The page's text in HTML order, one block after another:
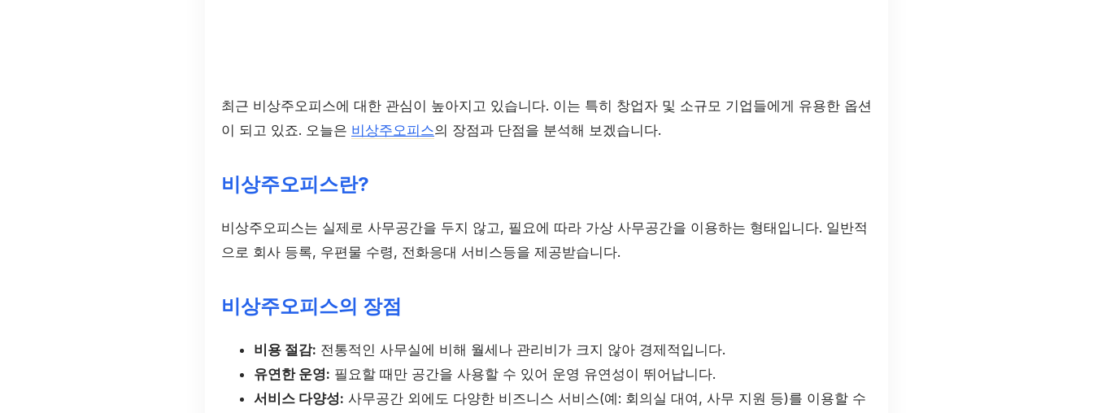
최근 비상주오피스에 대한 관심이 높아지고 있습니다. 이는 특히 창업자 및 소규모 기업들에게 유용한 옵션
이 되고 있죠. 오늘은 비상주오피스의 장점과 단점을 분석해 보겠습니다.
비상주오피스란?
비상주오피스는 실제로 사무공간을 두지 않고, 필요에 따라 가상 사무공간을 이용하는 형태입니다. 일반적
으로 회사 등록, 우편물 수령, 전화응대 서비스등을 제공받습니다.
비상주오피스의 장점
비용 절감: 전통적인 사무실에 비해 월세나 관리비가 크지 않아 경제적입니다.
유연한 운영: 필요할 때만 공간을 사용할 수 있어 운영 유연성이 뛰어납니다.
서비스 다양성: 사무공간 외에도 다양한 비즈니스 서비스(예: 회의실 대여, 사무 지원 등)를 이용할 수